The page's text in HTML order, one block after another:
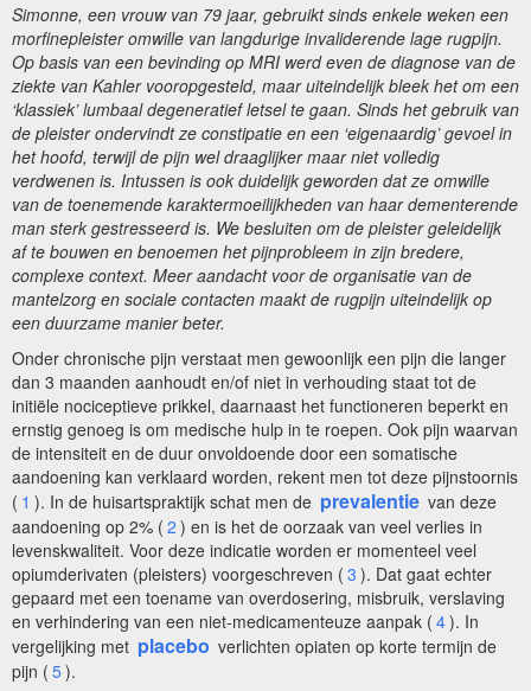
Simonne, een vrouw van 79 jaar, gebruikt sinds enkele weken een
morfinepleister omwille van langdurige invaliderende lage rugpijn.
Op basis van een bevinding op MRI werd even de diagnose van de
ziekte van Kahler vooropgesteld, maar uiteindelijk bleek het om een
‘klassiek’ lumbaal degeneratief letsel te gaan. Sinds het gebruik van
de pleister ondervindt ze constipatie en een ‘eigenaardig’ gevoel in
het hoofd, terwijl de pijn wel draaglijker maar niet volledig
verdwenen is. Intussen is ook duidelijk geworden dat ze omwille
van de toenemende karaktermoeilijkheden van haar dementerende
man sterk gestresseerd is. We besluiten om de pleister geleidelijk
af te bouwen en benoemen het pijnprobleem in zijn bredere,
complexe context. Meer aandacht voor de organisatie van de
mantelzorg en sociale contacten maakt de rugpijn uiteindelijk op
een duurzame manier beter.
Onder chronische pijn verstaat men gewoonlijk een pijn die langer
dan 3 maanden aanhoudt en/of niet in verhouding staat tot de
initiële nociceptieve prikkel, daarnaast het functioneren beperkt en
ernstig genoeg is om medische hulp in te roepen. Ook pijn waarvan
de intensiteit en de duur onvoldoende door een somatische
aandoening kan verklaard worden, rekent men tot deze pijnstoornis
( 1 ). In de huisartspraktijk schat men de prevalentie van deze
aandoening op 2% ( 2 ) en is het de oorzaak van veel verlies in
levenskwaliteit. Voor deze indicatie worden er momenteel veel
opiumderivaten (pleisters) voorgeschreven ( 3 ). Dat gaat echter
gepaard met een toename van overdosering, misbruik, verslaving
en verhindering van een niet-medicamenteuze aanpak ( 4). In
vergelijking met placebo verlichten opiaten op korte termijn de
pijn ( 5).